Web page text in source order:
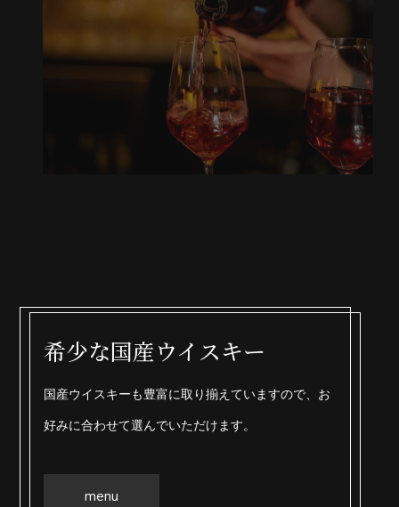
希少な国産ウイスキー
国産ウイスキーも豊富に取り揃えていますので、お
好みに合わせて選んでいただけます。
menu